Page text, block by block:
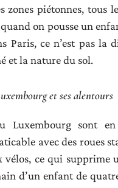
zones piétonnes, tous
on pousse un
Paris, ce n’est pas la
et la nature du sol.
et ses alentours
Luxembourg sont
avec des roues
vélos, ce qui supprime
d’un enfant de